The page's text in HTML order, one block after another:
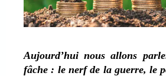
Aujourd’hui nous allons
fâche : le nerf de la guerre, le